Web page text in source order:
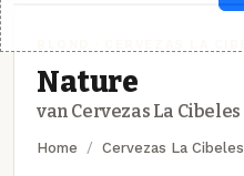
Nature
van Cervezas La Cibeles
Home Cervezas La Cibeles